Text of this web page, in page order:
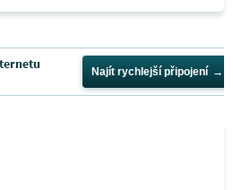
Najít rychlejší připojení